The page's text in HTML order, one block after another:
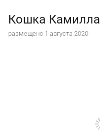
Кошка Камилла
размещено 1 августа 2020